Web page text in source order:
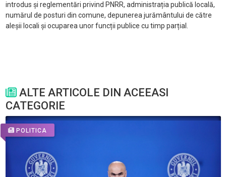
introdus și reglementări privind PNRR, administrația publică locală,
numărul de posturi din comune, depunerea jurământului de către
aleșii locali și ocuparea unor funcții publice cu timp parțial.
ALTE ARTICOLE DIN ACEEASI
CATEGORIE
POLITICA